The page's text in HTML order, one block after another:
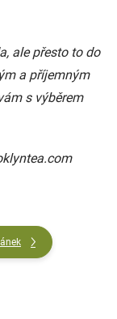
ale přesto to do
a příjemným
s výběrem